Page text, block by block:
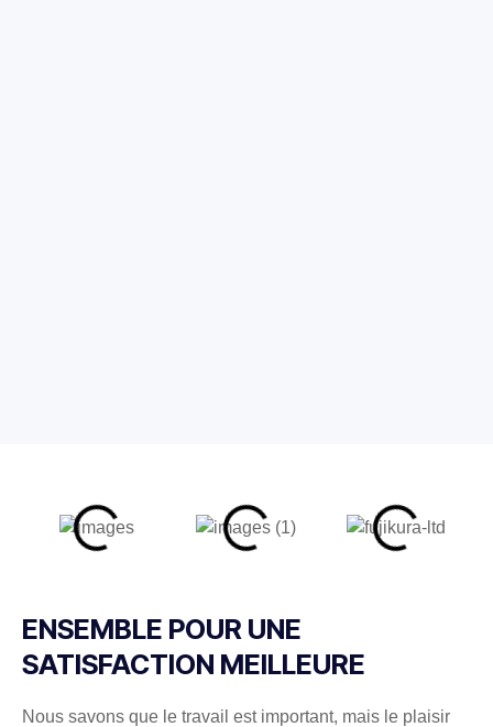
ENSEMBLE POUR UNE
SATISFACTION MEILLEURE
Nous savons que le travail est important, mais le plaisir